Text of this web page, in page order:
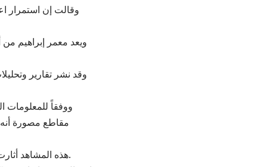
وقالت إن استمرار
ويعد معمر إبراهيم
وقد نشر تقارير
مقاطع مصورة
هذه المشاهد أثارت قلقاً واسعاً بشأن وضعه، خاصة في ظل العمليات العسكرية المتواصلة في المنطقة.